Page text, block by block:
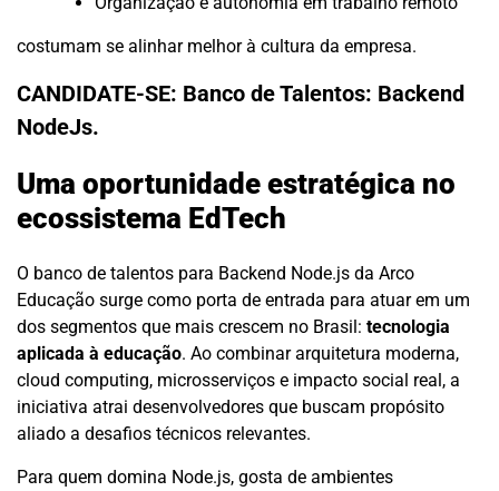
costumam se alinhar melhor à cultura da empresa.
CANDIDATE-SE: Banco de Talentos: Backend
NodeJs.
Uma oportunidade estratégica no
ecossistema EdTech
O banco de talentos para Backend Node.js da Arco
Educação surge como porta de entrada para atuar em um
dos segmentos que mais crescem no Brasil: tecnologia
aplicada à educação. Ao combinar arquitetura moderna,
cloud computing, microsserviços e impacto social real, a
iniciativa atrai desenvolvedores que buscam propósito
aliado a desafios técnicos relevantes.
Para quem domina Node.js, gosta de ambientes